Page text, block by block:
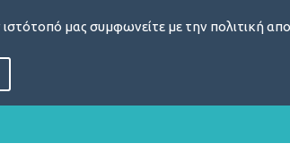
μας συμφωνείτε με την πολιτική